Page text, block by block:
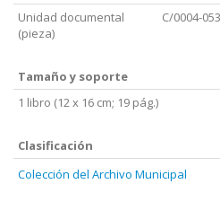
Unidad documental
(pieza)
C/0004-053
Tamaño y soporte
1 libro (12 x 16 cm; 19 pág.)
Clasificación
Colección del Archivo Municipal